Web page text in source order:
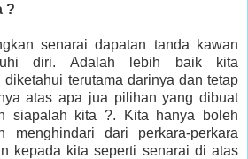
?
senarai dapatan tanda kawan
diri. Adalah lebih baik kita
diketahui terutama darinya dan tetap
atas apa jua pilihan yang dibuat
siapalah kita ?. Kita hanya boleh
menghindari dari perkara-perkara
kepada kita seperti senarai di atas